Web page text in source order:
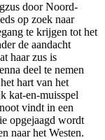
door Noord-
op zoek naar
te krijgen tot het
de aandacht
haar zus is
deel te nemen
hart van het
kat-en-muisspel
vindt in een
opgejaagd wordt
naar het Westen.